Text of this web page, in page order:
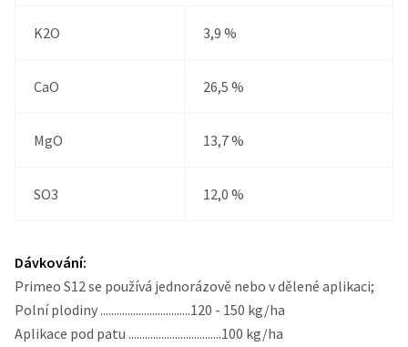
K2O 3,9 %
CaO 26,5 %
MgO 13,7 %
SO3 12,0 %
Dávkování:
Primeo S12 se používá jednorázově nebo v dělené aplikaci;
Polní plodiny .................................120 - 150 kg/ha
Aplikace pod patu ..................................100 kg/ha